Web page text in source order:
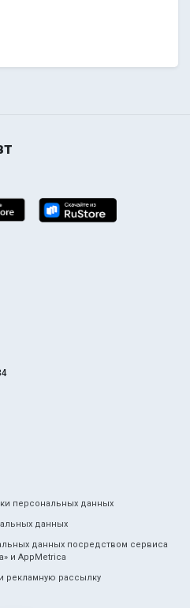
персональных данных
данных
данных посредством сервиса
и AppMetrica
рекламную рассылку